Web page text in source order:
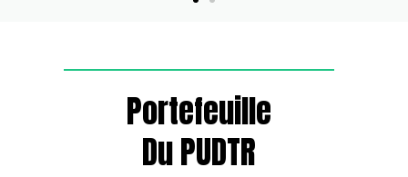
Portefeuille
Du PUDTR